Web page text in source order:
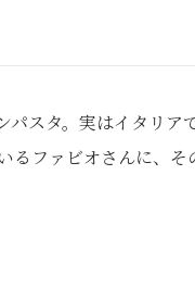
スタ。実はイタリア
ファビオさんに、そ